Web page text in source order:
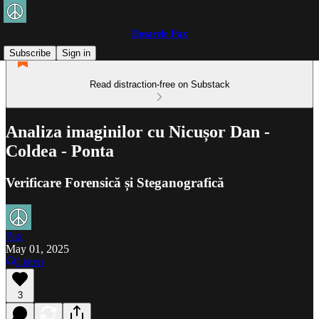
Dosarele Pax
Subscribe
Sign in
Read distraction-free on Substack
Analiza imaginilor cu Nicușor Dan -
Coldea - Ponta
Verificare Forensică și Steganografică
Pax
May 01, 2025
Listen
3